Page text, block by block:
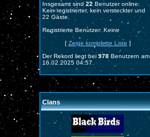
Insgesamt sind 22 Benutzer online:
Kein registrierter, kein versteckter und
22 Gäste.
Registrierte Benutzer: Keine
[ Zeige komplette Liste ]
Der Rekord liegt bei 978 Benutzern am
16.02.2025 04:57.
Clans